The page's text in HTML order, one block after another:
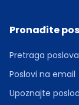
Pronađite
Pretraga poslova
Poslovi na email
Upoznajte